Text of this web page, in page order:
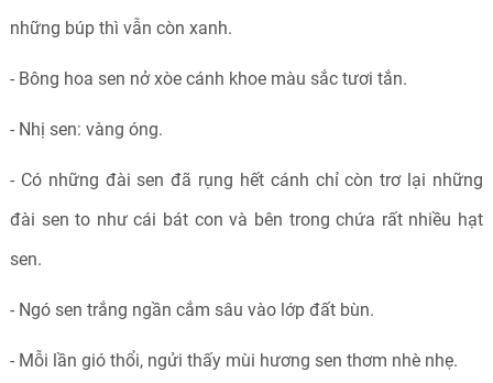
những búp thì vẫn còn xanh.
- Bông hoa sen nở xòe cánh khoe màu sắc tươi tắn.
- Nhị sen: vàng óng.
- Có những đài sen đã rụng hết cánh chỉ còn trơ lại những
đài sen to như cái bát con và bên trong chứa rất nhiều hạt
sen.
- Ngó sen trắng ngần cắm sâu vào lớp đất bùn.
- Mỗi lần gió thổi, ngửi thấy mùi hương sen thơm nhè nhẹ.